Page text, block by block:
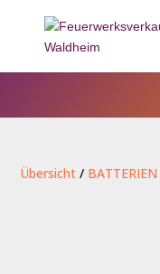
Übersicht / BATTERIEN